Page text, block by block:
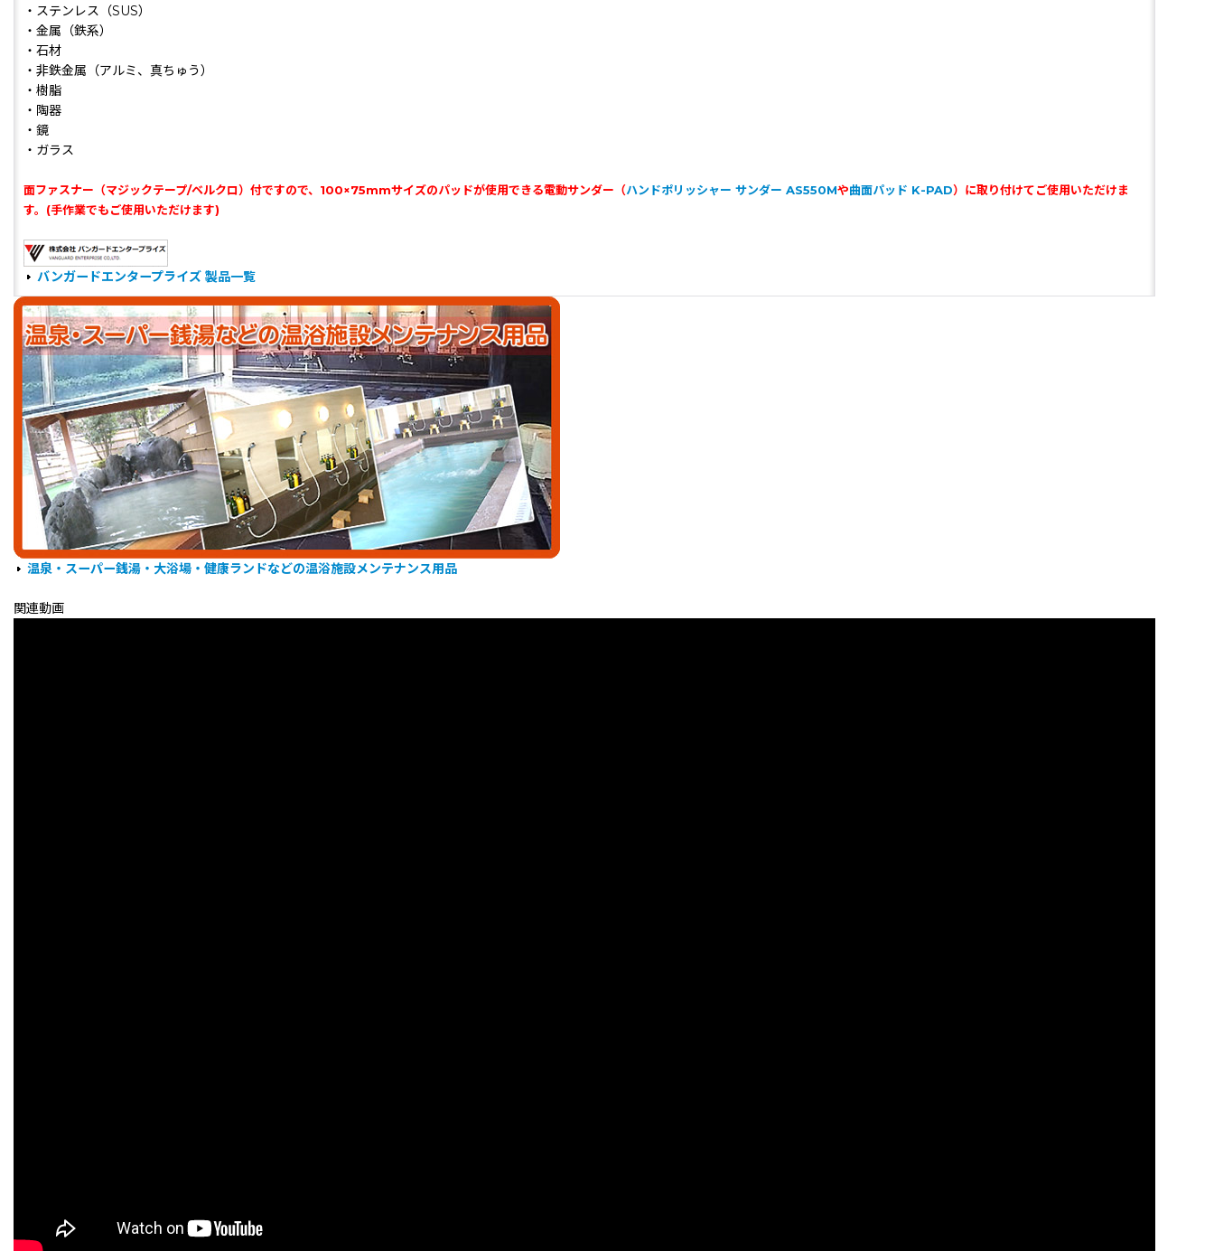
・ステンレス（SUS）
・金属（鉄系）
・石材
・非鉄金属（アルミ、真ちゅう）
・樹脂
・陶器
・鏡
・ガラス
面ファスナー（マジックテープ/ベルクロ）付ですので、100×75mmサイズのパッドが使用できる電動サンダー（ハンドポリッシャー サンダー AS550Mや曲面パッド K-PAD）に取り付けてご使用いただけま
す。(手作業でもご使用いただけます)
バンガードエンタープライズ 製品一覧
温泉・スーパー銭湯・大浴場・健康ランドなどの温浴施設メンテナンス用品
関連動画